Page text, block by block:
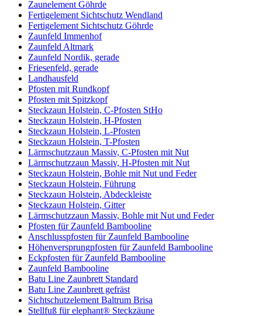
Zaunelement Göhrde
Fertigelement Sichtschutz Wendland
Fertigelement Sichtschutz Göhrde
Zaunfeld Immenhof
Zaunfeld Altmark
Zaunfeld Nordik, gerade
Friesenfeld, gerade
Landhausfeld
Pfosten mit Rundkopf
Pfosten mit Spitzkopf
Steckzaun Holstein, C-Pfosten StHo
Steckzaun Holstein, H-Pfosten
Steckzaun Holstein, L-Pfosten
Steckzaun Holstein, T-Pfosten
Lärmschutzzaun Massiv, C-Pfosten mit Nut
Lärmschutzzaun Massiv, H-Pfosten mit Nut
Steckzaun Holstein, Bohle mit Nut und Feder
Steckzaun Holstein, Führung
Steckzaun Holstein, Abdeckleiste
Steckzaun Holstein, Gitter
Lärmschutzzaun Massiv, Bohle mit Nut und Feder
Pfosten für Zaunfeld Bambooline
Anschlusspfosten für Zaunfeld Bambooline
Höhenversprungpfosten für Zaunfeld Bambooline
Eckpfosten für Zaunfeld Bambooline
Zaunfeld Bambooline
Batu Line Zaunbrett Standard
Batu Line Zaunbrett gefräst
Sichtschutzelement Baltrum Brisa
Stellfuß für elephant® Steckzäune